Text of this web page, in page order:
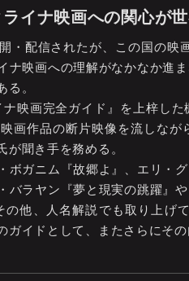
イナ映画への関心が世
・配信されたが、この国の
ナ映画への理解がなかなか進
る。
映画完全ガイド』を上梓し
画作品の断片映像を流しな
が聞き手を務める。
ボガニム『故郷よ』、エリ・
バラヤン『夢と現実の跳躍』
他、人名解説でも取り上げ
ガイドとして、またさらにそ